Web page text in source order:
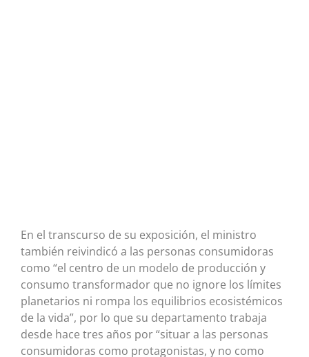
En el transcurso de su exposición, el ministro
también reivindicó a las personas consumidoras
como “el centro de un modelo de producción y
consumo transformador que no ignore los límites
planetarios ni rompa los equilibrios ecosistémicos
de la vida”, por lo que su departamento trabaja
desde hace tres años por “situar a las personas
consumidoras como protagonistas, y no como